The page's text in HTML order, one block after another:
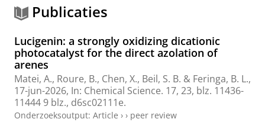
r
t
l
Publicaties
Lucigenin: a strongly oxidizing dicationic
photocatalyst for the direct azolation of
arenes
Matei, A., Roure, B., Chen, X., Beil, S. B. & Feringa, B. L.,
17-jun-2026, In: Chemical Science. 17, 23, blz. 11436-
11444 9 blz., d6sc02111e.
Onderzoeksoutput: Article › › peer review